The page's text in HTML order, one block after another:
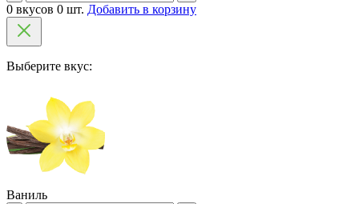
0 вкусов 0 шт. Добавить в корзину
Выберите вкус:
Ваниль